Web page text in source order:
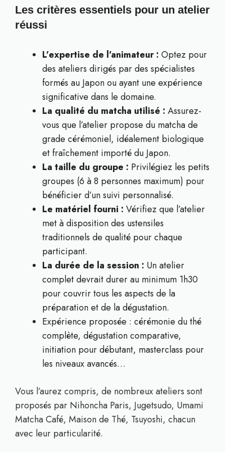
Les critères essentiels pour un atelier
réussi
L’expertise de l’animateur : Optez pour
des ateliers dirigés par des spécialistes
formés au Japon ou ayant une expérience
significative dans le domaine.
La qualité du matcha utilisé : Assurez-
vous que l’atelier propose du matcha de
grade cérémoniel, idéalement biologique
et fraîchement importé du Japon.
La taille du groupe : Privilégiez les petits
groupes (6 à 8 personnes maximum) pour
bénéficier d’un suivi personnalisé.
Le matériel fourni : Vérifiez que l’atelier
met à disposition des ustensiles
traditionnels de qualité pour chaque
participant.
La durée de la session : Un atelier
complet devrait durer au minimum 1h30
pour couvrir tous les aspects de la
préparation et de la dégustation.
Expérience proposée : cérémonie du thé
complète, dégustation comparative,
initiation pour débutant, masterclass pour
les niveaux avancés…
Vous l’aurez compris, de nombreux ateliers sont
proposés par Nihoncha Paris, Jugetsudo, Umami
Matcha Café, Maison de Thé, Tsuyoshi, chacun
avec leur particularité.